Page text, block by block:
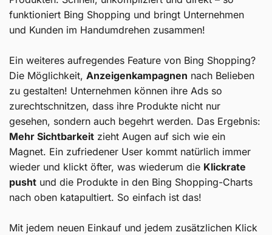
funktioniert Bing Shopping und bringt Unternehmen
und Kunden im Handumdrehen zusammen!
Ein weiteres aufregendes Feature von Bing Shopping?
Die Möglichkeit, Anzeigenkampagnen nach Belieben
zu gestalten! Unternehmen können ihre Ads so
zurechtschnitzen, dass ihre Produkte nicht nur
gesehen, sondern auch begehrt werden. Das Ergebnis:
Mehr Sichtbarkeit zieht Augen auf sich wie ein
Magnet. Ein zufriedener User kommt natürlich immer
wieder und klickt öfter, was wiederum die Klickrate
pusht und die Produkte in den Bing Shopping-Charts
nach oben katapultiert. So einfach ist das!
Mit jedem neuen Einkauf und jedem zusätzlichen Klick